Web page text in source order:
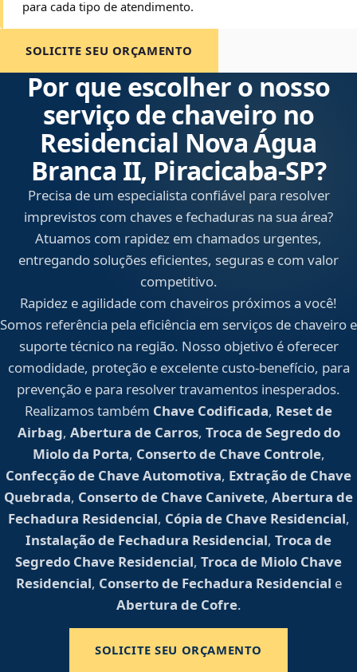
para cada tipo de atendimento.
SOLICITE SEU ORÇAMENTO
Por que escolher o nosso
serviço de chaveiro no
Residencial Nova Água
Branca II, Piracicaba‑SP?
Precisa de um especialista confiável para resolver
imprevistos com chaves e fechaduras na sua área?
Atuamos com rapidez em chamados urgentes,
entregando soluções eficientes, seguras e com valor
competitivo.
Rapidez e agilidade com chaveiros próximos a você!
Somos referência pela eficiência em serviços de chaveiro e
suporte técnico na região. Nosso objetivo é oferecer
comodidade, proteção e excelente custo-benefício, para
prevenção e para resolver travamentos inesperados.
Realizamos também Chave Codificada, Reset de
Airbag, Abertura de Carros, Troca de Segredo do
Miolo da Porta, Conserto de Chave Controle,
Confecção de Chave Automotiva, Extração de Chave
Quebrada, Conserto de Chave Canivete, Abertura de
Fechadura Residencial, Cópia de Chave Residencial,
Instalação de Fechadura Residencial, Troca de
Segredo Chave Residencial, Troca de Miolo Chave
Residencial, Conserto de Fechadura Residencial e
Abertura de Cofre.
SOLICITE SEU ORÇAMENTO